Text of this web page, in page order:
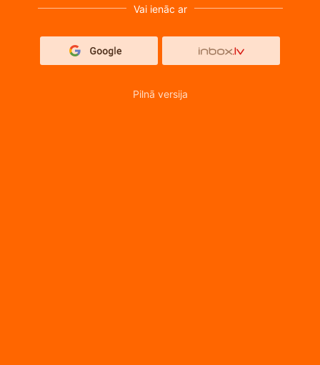
Vai ienāc ar
Pilnā versija